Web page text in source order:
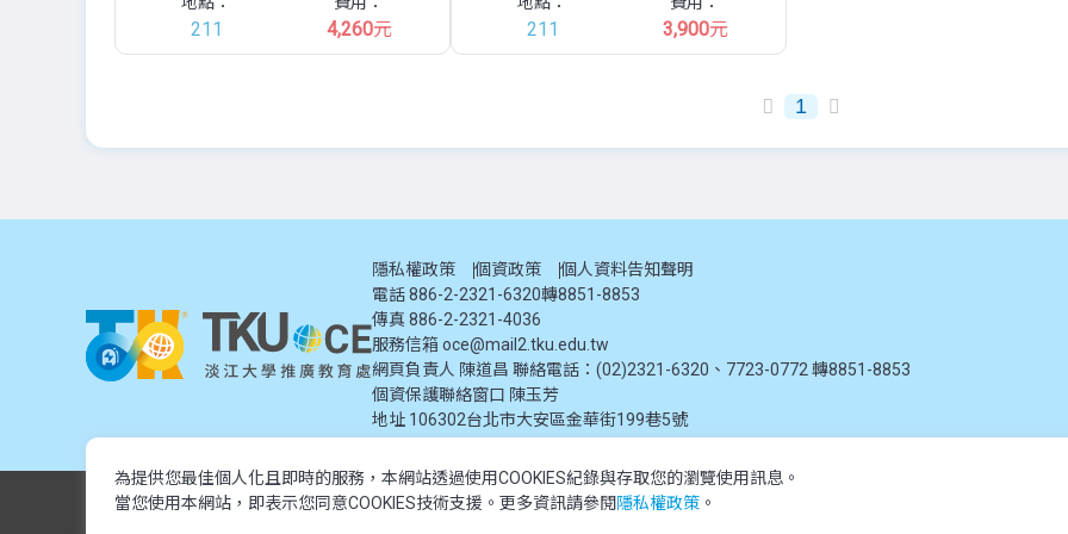
211 4,260元 211 3,900元
1
隱私權政策 個資政策
個人資料告知聲明
電話 886-2-2321-6320轉8851-8853
傳真 886-2-2321-4036
服務信箱 oce@mail2.tku.edu.tw
網頁負責人 陳道昌 聯絡電話：(02)2321-6320、7723-0772 轉8851-8853
個資保護聯絡窗口 陳玉芳
地址 106302台北市大安區金華街199巷5號
© 2024 淡江大學推廣教育處. 版權所有。本網站內容由淡江大學推廣教育處提供，未經授權禁止轉載或引用。所有課程資訊、圖片及資料皆屬本單位所有，
為提供您最佳個人化且即時的服務，本網站透過使用COOKIES紀錄與存取您的瀏覽使用訊息。
當您使用本網站，即表示您同意COOKIES技術支援。更多資訊請參閱 隱私權政策 。